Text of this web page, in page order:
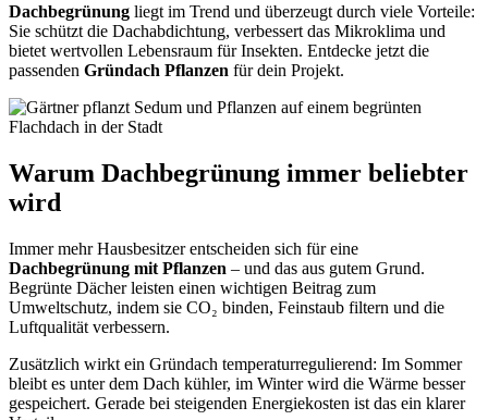
Dachbegrünung liegt im Trend und überzeugt durch viele Vorteile:
Sie schützt die Dachabdichtung, verbessert das Mikroklima und
bietet wertvollen Lebensraum für Insekten. Entdecke jetzt die
passenden Gründach Pflanzen für dein Projekt.
Warum Dachbegrünung immer beliebter
wird
Immer mehr Hausbesitzer entscheiden sich für eine
Dachbegrünung mit Pflanzen – und das aus gutem Grund.
Begrünte Dächer leisten einen wichtigen Beitrag zum
Umweltschutz, indem sie CO₂ binden, Feinstaub filtern und die
Luftqualität verbessern.
Zusätzlich wirkt ein Gründach temperaturregulierend: Im Sommer
bleibt es unter dem Dach kühler, im Winter wird die Wärme besser
gespeichert. Gerade bei steigenden Energiekosten ist das ein klarer